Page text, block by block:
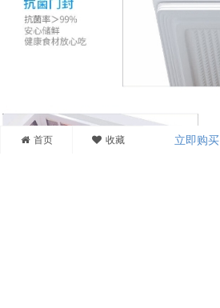
首页 收藏 立即购买